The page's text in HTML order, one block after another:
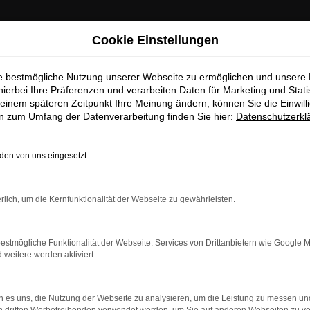
Böttche
sind von diesem Fahrzeug durchweg überzeugt und
als EU-Import, um jede Menge Geld zu sparen. Der
noch besser zusammen, wenn es um die Opel Insignia
sich für einen Opel Insignia Gebrauchtwagen kaufen,
Cookie Einstellungen
bestmögliche Nutzung unserer Webseite zu ermöglichen und unsere
Ihre Präferenzen und verarbeiten Daten für Marketing und
späteren Zeitpunkt Ihre Meinung ändern, können Sie die
zum Umfang der Datenverarbeitung finden Sie hier:
von uns eingesetzt:
um die Kernfunktionalität der Webseite zu gewährleisten.
Funktionalität der Webseite. Services von Drittanbietern wie Google
weitere werden aktiviert.
es uns, die Nutzung der Webseite zu analysieren, um die Leistung zu messen